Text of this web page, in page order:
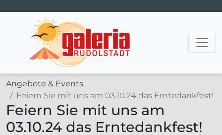
Hauptnavigation
Angebote & Events
Feiern Sie mit uns am 03.10.24 das Erntedankfest!
Feiern Sie mit uns am
03.10.24 das Erntedankfest!